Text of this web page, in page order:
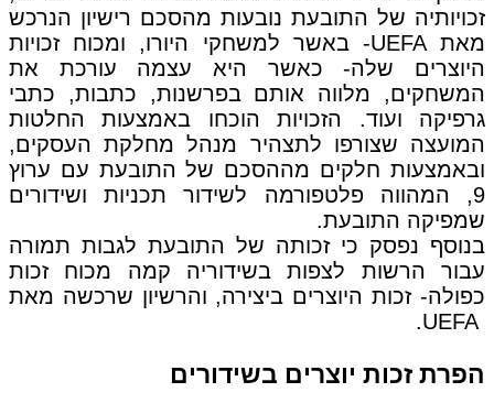
זכויותיה של התובעת נובעות מהסכם רישיון הנרכש
מאת UEFA- באשר למשחקי היורו, ומכוח זכויות
היוצרים שלה- כאשר היא עצמה עורכת את
המשחקים, מלווה אותם בפרשנות, כתבות, כתבי
גרפיקה ועוד. הזכויות הוכחו באמצעות החלטות
המועצה שצורפו לתצהיר מנהל מחלקת העסקים,
ובאמצעות חלקים מההסכם של התובעת עם ערוץ
9, המהווה פלטפורמה לשידור תכניות ושידורים
שמפיקה התובעת.
בנוסף נפסק כי זכותה של התובעת לגבות תמורה
עבור הרשות לצפות בשידוריה קמה מכוח זכות
כפולה- זכות היוצרים ביצירה, והרשיון שרכשה מאת
הפרת זכות יוצרים בשידורים